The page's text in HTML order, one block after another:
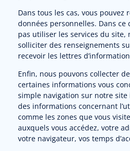
Dans tous les cas, vous pouvez
données personnelles. Dans ce
pas utiliser les services du site,
solliciter des renseignements
recevoir les lettres
Enfin, nous pouvons collecter
certaines informations vous
simple navigation sur notre
des informations concernant
comme les zones que vous
auxquels vous accédez, votre
votre navigateur, vos temps